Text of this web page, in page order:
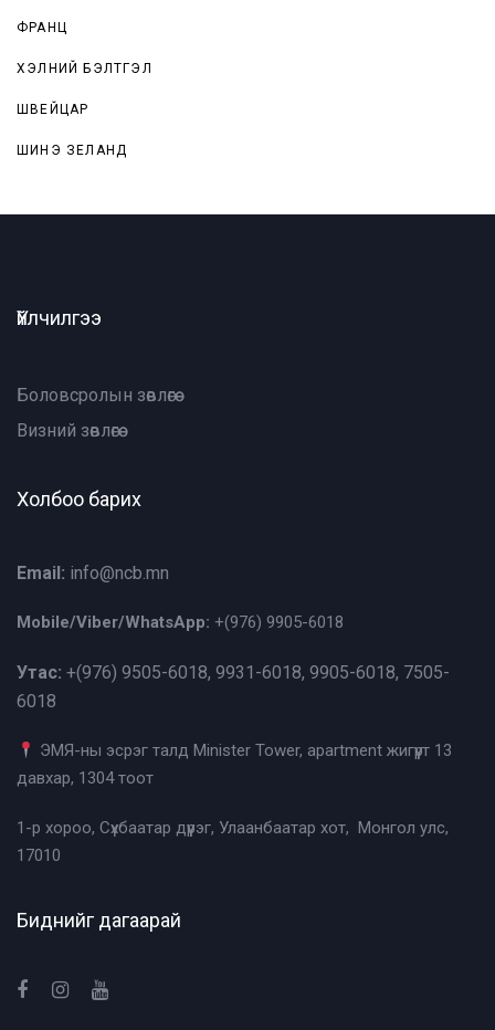
ФРАНЦ
ХЭЛНИЙ БЭЛТГЭЛ
ШВЕЙЦАР
ШИНЭ ЗЕЛАНД
Үйлчилгээ
Боловсролын зөвлөгөө
Визний зөвлөгөө
Холбоо барих
Email: info@ncb.mn
Mobile/Viber/WhatsApp: +(976) 9905-6018
Утас: +(976) 9505-6018, 9931-6018, 9905-6018, 7505-
6018
ЭМЯ-ны эсрэг талд Minister Tower, apartment жигүүрт 13
давхар, 1304 тоот
1-р хороо, Сүхбаатар дүүрэг, Улаанбаатар хот, Монгол улс,
17010
Биднийг дагаарай